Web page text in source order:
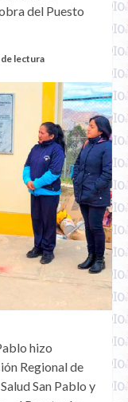
del Puesto
de lectura
hizo
Regional de
San Pablo y